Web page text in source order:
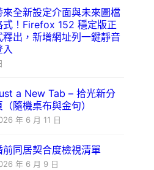
來全新設定介面與未來圖檔
式！Firefox 152 穩定版正
釋出，新增網址列一鍵靜音
入
a New Tab – 拾光新分
（隨機桌布與金句）
年 6 月 11 日
前同居契合度檢視清單
年 6 月 9 日